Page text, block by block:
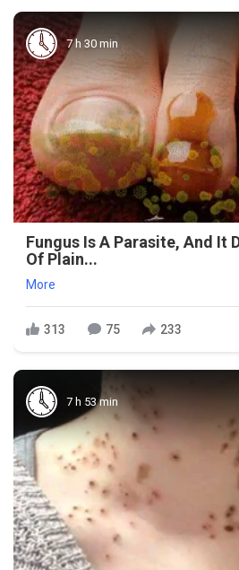
7 h 30 min
Fungus Is A Parasite, And It
Of Plain...
More
313 75 233
7 h 53 min